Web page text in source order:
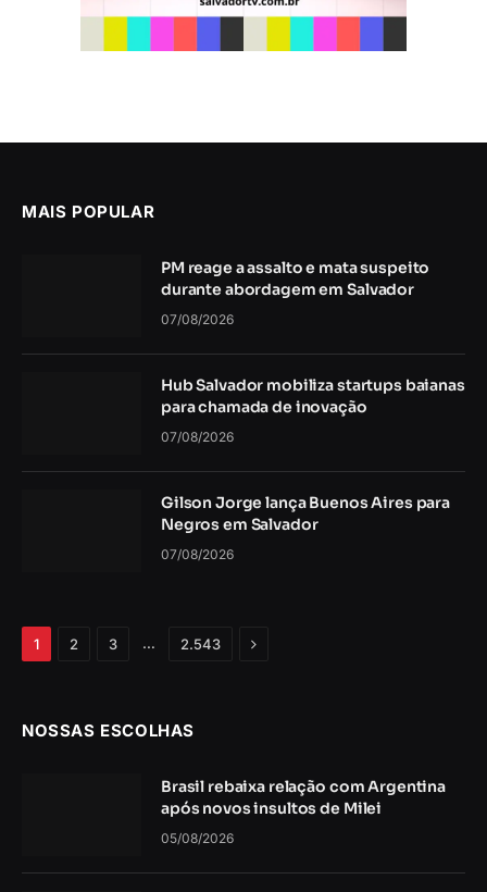
MAIS POPULAR
PM reage a assalto e mata suspeito
durante abordagem em Salvador
07/08/2026
Hub Salvador mobiliza startups baianas
para chamada de inovação
07/08/2026
Gilson Jorge lança Buenos Aires para
Negros em Salvador
07/08/2026
1 2 3 … 2.543 Próximo
NOSSAS ESCOLHAS
Brasil rebaixa relação com Argentina
após novos insultos de Milei
05/08/2026